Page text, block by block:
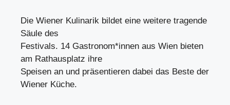
Die Wiener Kulinarik bildet eine weitere tragende
Säule des
Festivals. 14 Gastronom*innen aus Wien bieten
am Rathausplatz ihre
Speisen an und präsentieren dabei das Beste der
Wiener Küche.